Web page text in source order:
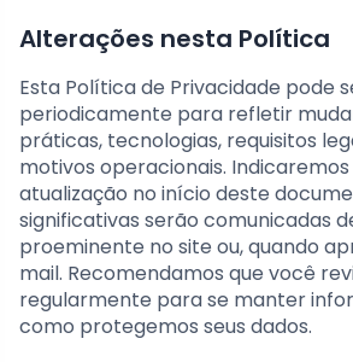
Alterações nesta Política
Esta Política de Privacidade pode
periodicamente para refletir
práticas, tecnologias, requisitos
motivos operacionais.
atualização no início deste
significativas serão comunicadas
proeminente no site ou, quando
mail. Recomendamos que você
regularmente para se manter
como protegemos seus dados.